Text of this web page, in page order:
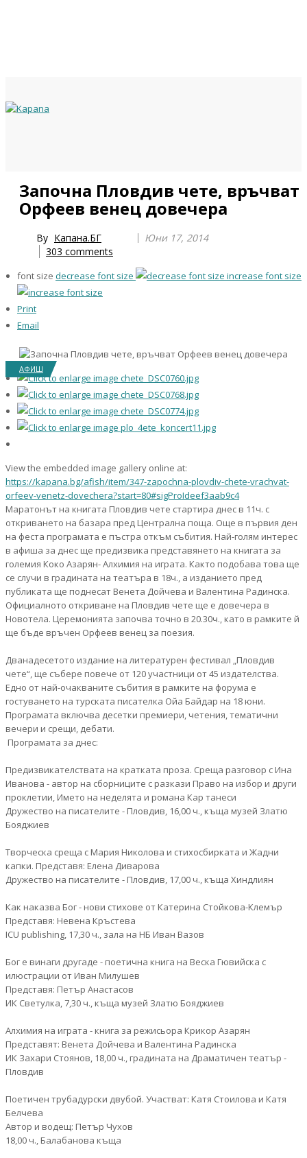
Започна Пловдив чете, връчват
Орфеев венец довечера
By Капана.БГ
Юни 17, 2014
303 comments
font size decrease font size increase font size
Print
Email
АФИШ
View the embedded image gallery online at:
https://kapana.bg/afish/item/347-zapochna-plovdiv-chete-vrachvat-
orfeev-venetz-dovechera?start=80#sigProIdeef3aab9c4
Маратонът на книгата Пловдив чете стартира днес в 11ч. с
откриването на базара пред Централна поща. Още в първия ден
на феста програмата е пъстра откъм събития. Най-голям интерес
в афиша за днес ще предизвика представянето на книгата за
големия Коко Азарян- Алхимия на играта. Както подобава това ще
се случи в градината на театъра в 18ч., а изданието пред
публиката ще поднесат Венета Дойчева и Валентина Радинска.
Официалното откриване на Пловдив чете ще е довечера в
Новотела. Церемонията започва точно в 20.30ч., като в рамките й
ще бъде връчен Орфеев венец за поезия.
Дванадесетото издание на литературен фестивал „Пловдив
чете“, ще събере повече от 120 участници от 45 издателства.
Едно от най-очакваните събития в рамките на форума е
гостуването на турската писателка Ойа Байдар на 18 юни.
Програмата включва десетки премиери, четения, тематични
вечери и срещи, дебати.
Програмата за днес:
Предизвикателствата на кратката проза. Среща разговор с Ина
Иванова - автор на сборниците с разкази Право на избор и други
проклетии, Името на неделята и романа Кар танеси
Дружество на писателите - Пловдив, 16,00 ч., къща музей Златю
Бояджиев
Творческа среща с Мария Николова и стихосбирката и Жадни
капки. Представя: Елена Диварова
Дружество на писателите - Пловдив, 17,00 ч., къща Хиндлиян
Как наказва Бог - нови стихове от Катерина Стойкова-Клемър
Представя: Невена Кръстева
ICU publishing, 17,30 ч., зала на НБ Иван Вазов
Бог е винаги другаде - поетична книга на Веска Гювийска с
илюстрации от Иван Милушев
Представя: Петър Анастасов
ИК Светулка, 7,30 ч., къща музей Златю Бояджиев
Алхимия на играта - книга за режисьора Крикор Азарян
Представят: Венета Дойчева и Валентина Радинска
ИК Захари Стоянов, 18,00 ч., градината на Драматичен театър -
Пловдив
Поетичен трубадурски двубой. Участват: Катя Стоилова и Катя
Белчева
Автор и водещ: Петър Чухов
18,00 ч., Балабанова къща
Year
Month
Year
Month